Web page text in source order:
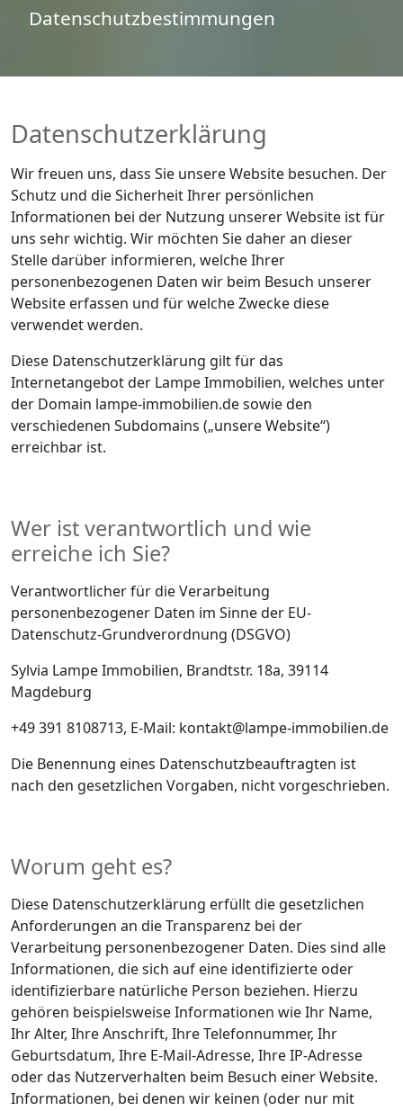
Datenschutzbestimmungen
Datenschutzerklärung
Wir freuen uns, dass Sie unsere Website besuchen. Der
Schutz und die Sicherheit Ihrer persönlichen
Informationen bei der Nutzung unserer Website ist für
uns sehr wichtig. Wir möchten Sie daher an dieser
Stelle darüber informieren, welche Ihrer
personenbezogenen Daten wir beim Besuch unserer
Website erfassen und für welche Zwecke diese
verwendet werden.
Diese Datenschutzerklärung gilt für das
Internetangebot der Lampe Immobilien, welches unter
der Domain lampe-immobilien.de sowie den
verschiedenen Subdomains („unsere Website“)
erreichbar ist.
Wer ist verantwortlich und wie
erreiche ich Sie?
Verantwortlicher für die Verarbeitung
personenbezogener Daten im Sinne der EU-
Datenschutz-Grundverordnung (DSGVO)
Sylvia Lampe Immobilien, Brandtstr. 18a, 39114
Magdeburg
+49 391 8108713, E-Mail: kontakt@lampe-immobilien.de
Die Benennung eines Datenschutzbeauftragten ist
nach den gesetzlichen Vorgaben, nicht vorgeschrieben.
Worum geht es?
Diese Datenschutzerklärung erfüllt die gesetzlichen
Anforderungen an die Transparenz bei der
Verarbeitung personenbezogener Daten. Dies sind alle
Informationen, die sich auf eine identifizierte oder
identifizierbare natürliche Person beziehen. Hierzu
gehören beispielsweise Informationen wie Ihr Name,
Ihr Alter, Ihre Anschrift, Ihre Telefonnummer, Ihr
Geburtsdatum, Ihre E-Mail-Adresse, Ihre IP-Adresse
oder das Nutzerverhalten beim Besuch einer Website.
Informationen, bei denen wir keinen (oder nur mit